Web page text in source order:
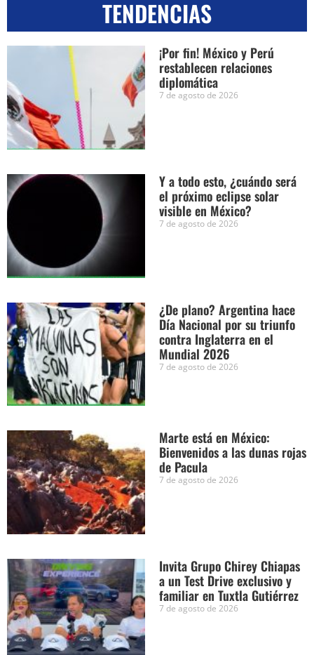
TENDENCIAS
¡Por fin! México y Perú
restablecen relaciones
diplomática
7 de agosto de 2026
Y a todo esto, ¿cuándo será
el próximo eclipse solar
visible en México?
7 de agosto de 2026
¿De plano? Argentina hace
Día Nacional por su triunfo
contra Inglaterra en el
Mundial 2026
7 de agosto de 2026
Marte está en México:
Bienvenidos a las dunas rojas
de Pacula
7 de agosto de 2026
Invita Grupo Chirey Chiapas
a un Test Drive exclusivo y
familiar en Tuxtla Gutiérrez
7 de agosto de 2026